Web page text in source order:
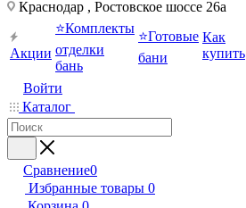
Краснодар , Ростовское шоссе 26а
Акции
⭐Комплекты
отделки
бань
⭐Готовые
бани
Как
купить
Войти
Каталог
Сравнение0
Избранные товары 0